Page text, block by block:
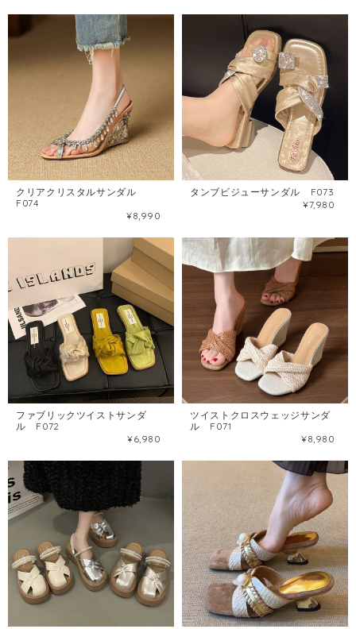
クリアクリスタルサンダル
F074
¥8,990
タンブビジューサンダル F073
¥7,980
ファブリックツイストサンダ
ル F072
¥6,980
ツイストクロスウェッジサンダ
ル F071
¥8,980